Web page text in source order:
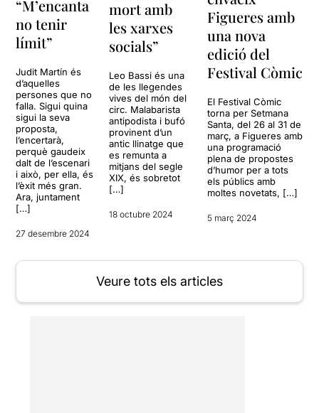
“M’encanta
no tenir
límit”
Judit Martín és
d’aquelles
persones que no
falla. Sigui quina
sigui la seva
proposta,
l’encertarà,
perquè gaudeix
dalt de l’escenari
i això, per ella, és
l’èxit més gran.
Ara, juntament
[…]
27 desembre 2024
mort amb
les xarxes
socials”
Leo Bassi és una
de les llegendes
vives del món del
circ. Malabarista
antipodista i bufó
provinent d’un
antic llinatge que
es remunta a
mitjans del segle
XIX, és sobretot
[…]
18 octubre 2024
Figueres amb
una nova
edició del
Festival Còmic
El Festival Còmic
torna per Setmana
Santa, del 26 al 31 de
març, a Figueres amb
una programació
plena de propostes
d’humor per a tots
els públics amb
moltes novetats, […]
5 març 2024
Veure tots els articles